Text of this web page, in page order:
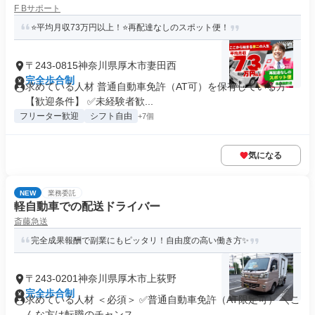
F Bサポート
⭐平均月収73万円以上！⭐再配達なしのスポット便！
〒243-0815神奈川県厚木市妻田西
完全歩合制
求めている人材 普通自動車免許（AT可）を保有している方
【歓迎条件】 ✅未経験者歓...
フリーター歓迎 シフト自由 +7個
気になる
NEW 業務委託
軽自動車での配送ドライバー
斎藤急送
完全成果報酬で副業にもピッタリ！自由度の高い働き方✨
〒243-0201神奈川県厚木市上荻野
完全歩合制
求めている人材 ＜必須＞ ✅普通自動車免許（AT限定可） ＼こ